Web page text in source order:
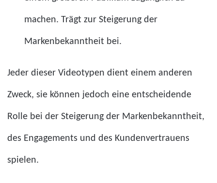
machen. Trägt zur Steigerung der
Markenbekanntheit bei.
Jeder dieser Videotypen dient einem anderen
Zweck, sie können jedoch eine entscheidende
Rolle bei der Steigerung der Markenbekanntheit,
des Engagements und des Kundenvertrauens
spielen.